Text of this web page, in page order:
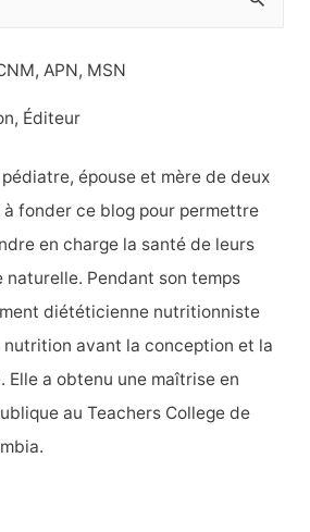
Éditeur
épouse et mère de deux
fonder ce blog pour permettre
en charge la santé de leurs
naturelle. Pendant son temps
diététicienne nutritionniste
nutrition avant la conception et la
a obtenu une maîtrise en
au Teachers College de